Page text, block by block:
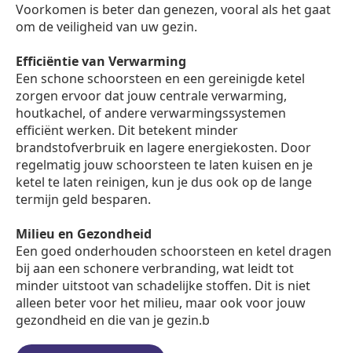
Voorkomen is beter dan genezen, vooral als het gaat
om de veiligheid van uw gezin.
Efficiëntie van Verwarming
Een schone schoorsteen en een gereinigde ketel
zorgen ervoor dat jouw centrale verwarming,
houtkachel, of andere verwarmingssystemen
efficiënt werken. Dit betekent minder
brandstofverbruik en lagere energiekosten. Door
regelmatig jouw schoorsteen te laten kuisen en je
ketel te laten reinigen, kun je dus ook op de lange
termijn geld besparen.
Milieu en Gezondheid
Een goed onderhouden schoorsteen en ketel dragen
bij aan een schonere verbranding, wat leidt tot
minder uitstoot van schadelijke stoffen. Dit is niet
alleen beter voor het milieu, maar ook voor jouw
gezondheid en die van je gezin.b